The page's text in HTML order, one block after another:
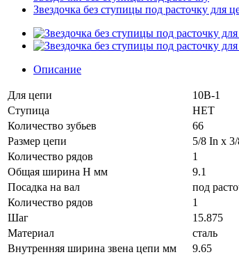
Звездочка без ступицы под расточку
Описание
Для цепи
10B-1
Ступица
НЕТ
Количество зубьев
66
Размер цепи
5/8 In x
Количество рядов
1
Общая ширина H мм
9.1
Посадка на вал
под
Количество рядов
1
Шаг
15.875
Материал
сталь
Внутренняя ширина звена цепи мм
9.65